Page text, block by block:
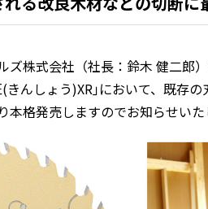
ズ株式会社（社長：鈴木 健二郎
きんしょう)XR｣において、既存
格発売しますのでお知らせいた